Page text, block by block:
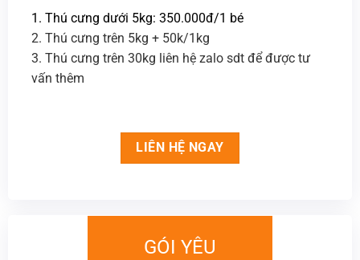
1. Thú cưng dưới 5kg: 350.000đ/1 bé
2. Thú cưng trên 5kg + 50k/1kg
3. Thú cưng trên 30kg liên hệ zalo sdt để được tư
vấn thêm
LIÊN HỆ NGAY
GÓI YÊU